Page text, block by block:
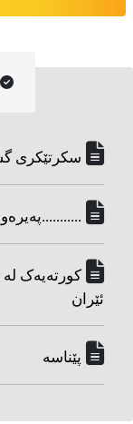
سکرتێکری
کورته‌یه‌ک
ئێران
پێناسه‌